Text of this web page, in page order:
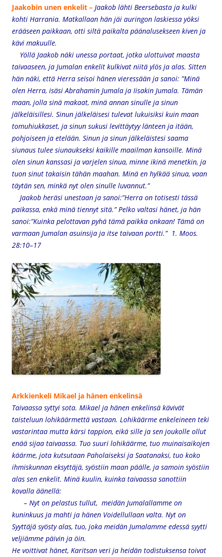
Jaakobin unen enkelit – Jaakob lähti Beersebasta ja kulki
kohti Harrania. Matkallaan hän jäi auringon laskiessa yöksi
erääseen paikkaan, otti siltä paikalta päänalusekseen kiven ja
kävi makuulle.
Yöllä Jaakob näki unessa portaat, jotka ulottuivat maasta
taivaaseen, ja Jumalan enkelit kulkivat niitä ylös ja alas. Sitten
hän näki, että Herra seisoi hänen vieressään ja sanoi: ”Minä
olen Herra, isäsi Abrahamin Jumala ja Iisakin Jumala. Tämän
maan, jolla sinä makaat, minä annan sinulle ja sinun
jälkeläisillesi. Sinun jälkeläisesi tulevat lukuisiksi kuin maan
tomuhiukkaset, ja sinun sukusi levittäytyy länteen ja itään,
pohjoiseen ja etelään. Sinun ja sinun jälkeläistesi saama
siunaus tulee siunaukseksi kaikille maailman kansoille. Minä
olen sinun kanssasi ja varjelen sinua, minne ikinä menetkin, ja
tuon sinut takaisin tähän maahan. Minä en hylkää sinua, vaan
täytän sen, minkä nyt olen sinulle luvannut.”
Jaakob heräsi unestaan ja sanoi:”Herra on totisesti tässä
paikassa, enkä minä tiennyt sitä.” Pelko valtasi hänet, ja hän
sanoi:”Kuinka pelottavan pyhä tämä paikka onkaan! Tämä on
varmaan Jumalan asuinsija ja itse taivaan portti.” 1. Moos.
28:10–17
Arkkienkeli Mikael ja hänen enkelinsä
Taivaassa syttyi sota. Mikael ja hänen enkelinsä kävivät
taisteluun lohikäärmettä vastaan. Lohikäärme enkeleineen teki
vastarintaa mutta kärsi tappion, eikä sille ja sen joukolle ollut
enää sijaa taivaassa. Tuo suuri lohikäärme, tuo muinaisaikojen
käärme, jota kutsutaan Paholaiseksi ja Saatanaksi, tuo koko
ihmiskunnan eksyttäjä, syöstiin maan päälle, ja samoin syöstiin
alas sen enkelit. Minä kuulin, kuinka taivaassa sanottiin
kovalla äänellä:
– Nyt on pelastus tullut, meidän Jumalallamme on
kuninkuus ja mahti ja hänen Voidellullaan valta. Nyt on
Syyttäjä syösty alas, tuo, joka meidän Jumalamme edessä syytti
veljiämme päivin ja öin.
He voittivat hänet, Karitsan veri ja heidän todistuksensa toivat